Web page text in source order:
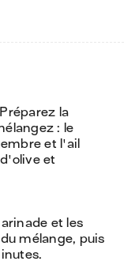
la
: le
et l'ail
et
et les
mélange, puis